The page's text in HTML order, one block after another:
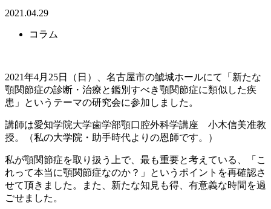
2021.04.29
コラム
2021年4月25日（日）、名古屋市の鯱城ホールにて「新たな
顎関節症の診断・治療と鑑別すべき顎関節症に類似した疾
患」というテーマの研究会に参加しました。
講師は愛知学院大学歯学部顎口腔外科学講座 小木信美准教
授。（私の大学院・助手時代よりの恩師です。）
私が顎関節症を取り扱う上で、最も重要と考えている、「こ
れって本当に顎関節症なのか？」というポイントを再確認さ
せて頂きました。また、新たな知見も得、有意義な時間を過
ごせました。